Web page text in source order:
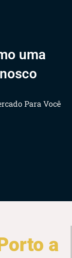
uma
Para Você
a